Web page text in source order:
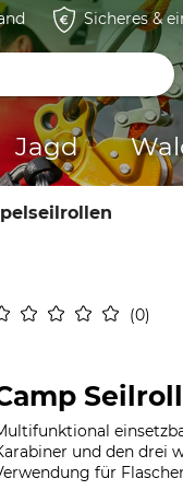
Sicheres &
Jagd
0
und den drei
für